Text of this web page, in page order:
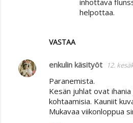
VASTAA
helpottaa.
enkulin käsityöt 12.
Paranemista.
Kesän juhlat ovat
kohtaamisia. Kauniit
Mukavaa viikonloppua